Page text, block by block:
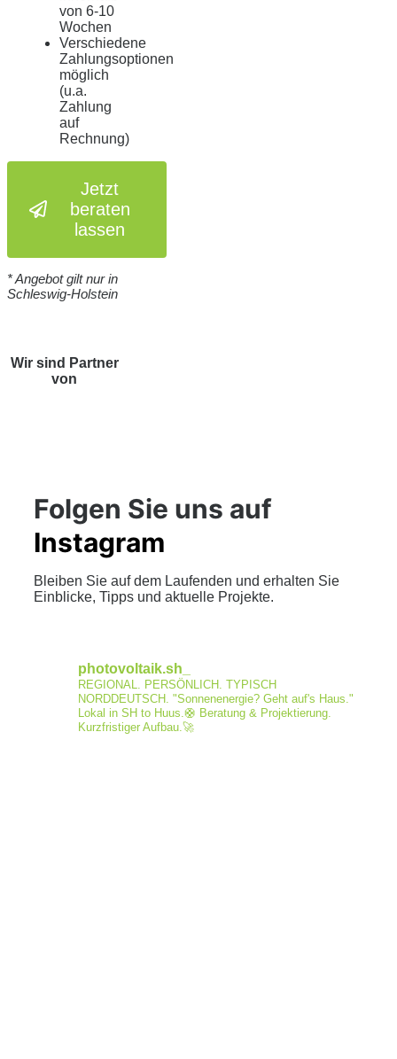
von 6-10
Wochen
Verschiedene
Zahlungsoptionen
möglich
(u.a.
Zahlung
auf
Rechnung)
Jetzt
beraten
lassen
* Angebot gilt nur in
Schleswig-Holstein
Wir sind Partner
von
Folgen Sie uns auf
Instagram
Bleiben Sie auf dem Laufenden und erhalten Sie
Einblicke, Tipps und aktuelle Projekte.
photovoltaik.sh_
REGIONAL. PERSÖNLICH. TYPISCH
NORDDEUTSCH.
"Sonnenenergie? Geht auf's Haus."
Lokal in SH to Huus.🛟 Beratung & Projektierung.
Kurzfristiger Aufbau.🚀